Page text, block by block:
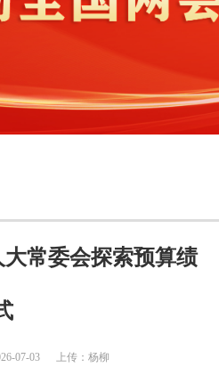
常委会探索预算绩
07-03 上传：杨柳